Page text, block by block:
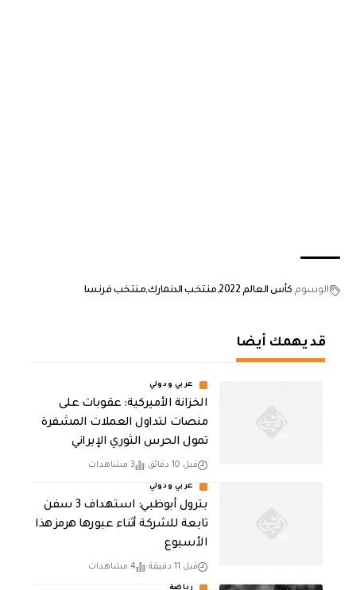
الوسوم كأس العالم 2022 منتخب الدنماركمنتخب فرنسا
قد يهمك أيضا
عربي ودولي
الخزانة الأميركية: عقوبات على
منصات لتداول العملات المشفرة
تمول الحرس الثوري الإيراني
قبل 10 دقائق 3 مشاهدات
عربي ودولي
بترول أبوظبي: استهداف 3 سفن
تابعة للشركة أثناء عبورها هرمز هذا
الأسبوع
قبل 11 دقيقة 4 مشاهدات
رياضة